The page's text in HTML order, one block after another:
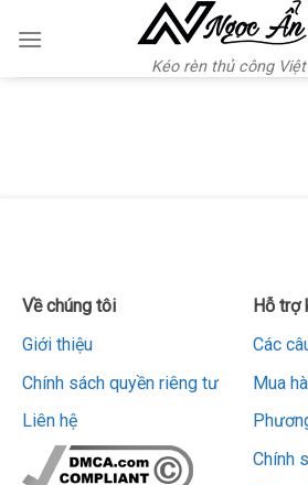
Kéo rèn thủ công
Về chúng tôi
Giới thiệu
Chính sách quyền riêng tư
Liên hệ
Hỗ trợ
Các
Mua
Chính